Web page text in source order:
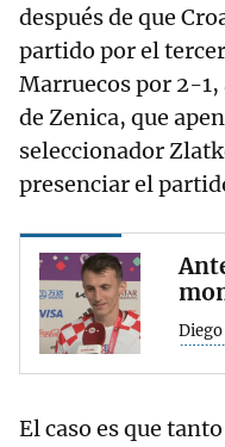
después de que
partido por el
Marruecos por 2-1,
de Zenica, que
seleccionador
presenciar el
Diego
El caso es que